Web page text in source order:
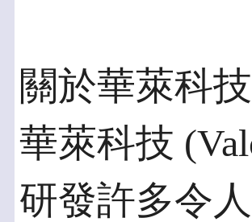
關於華萊科
華萊科技
研發許多令